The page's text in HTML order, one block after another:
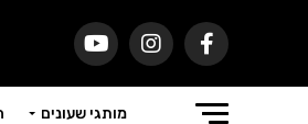
מותגי שעונים